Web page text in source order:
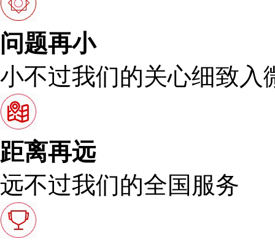
问题再小
小不过我们的关心细致入
距离再远
远不过我们的全国服务